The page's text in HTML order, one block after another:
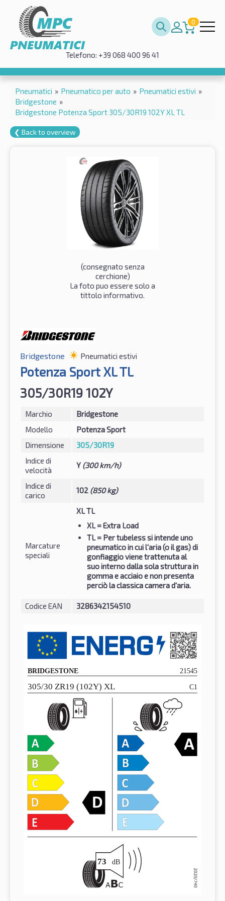
0
Telefono: +39 068 400 96 41
Pneumatici » Pneumatico per auto » Pneumatici estivi »
Bridgestone »
Bridgestone Potenza Sport 305/30R19 102Y XL TL
❮ Back to overview
(consegnato senza
cerchione)
La foto puo essere solo a
tittolo informativo.
Bridgestone Pneumatici estivi
Potenza Sport XL TL
305/30R19 102Y
Marchio
Bridgestone
Modello
Potenza Sport
Dimensione
305/30R19
Indice di
velocità
Y (300 km/h)
Indice di
carico
102 (850 kg)
Marcature
speciali
XL TL
XL = Extra Load
TL = Per tubeless si intende uno
pneumatico in cui l'aria (o il gas) di
gonfiaggio viene trattenuta al
suo interno dalla sola struttura in
gomma e acciaio e non presenta
perciò la classica camera d'aria.
Codice EAN 3286342154510